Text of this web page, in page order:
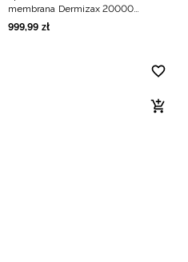
membrana Dermizax 20000
damskie - granatowe
999,99 zł